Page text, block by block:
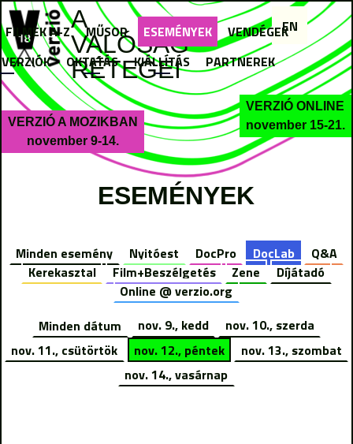
Jump to navigation
A
VALÓSÁG
RÉTEGEI
VERZIÓ A MOZIKBAN
november 9-14.
VERZIÓ ONLINE
november 15-21.
ESEMÉNYEK
Minden esemény Nyitóest DocPro DocLab
Q&A
Kerekasztal
Film+Beszélgetés Zene
Díjátadó
Online @ verzio.org
Minden dátum
nov. 9., kedd
nov. 10., szerda
nov. 11., csütörtök
nov. 12., péntek
nov. 13., szombat
nov. 14., vasárnap
FILMEK A-Z MŰSOR ESEMÉNYEK
VENDÉGEK
OKTATÁS KIÁLLÍTÁS PARTNEREK
EN